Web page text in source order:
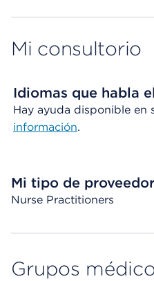
Mi consultorio
Idiomas que habla
Hay ayuda disponible en
información.
Mi tipo de proveedor
Nurse Practitioners
Grupos